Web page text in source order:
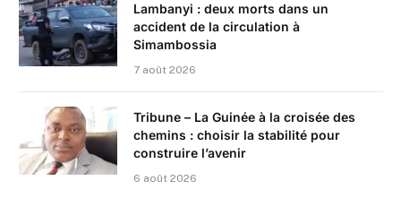
Lambanyi : deux morts dans un
accident de la circulation à
Simambossia
7 août 2026
Tribune – La Guinée à la croisée des
chemins : choisir la stabilité pour
construire l’avenir
6 août 2026